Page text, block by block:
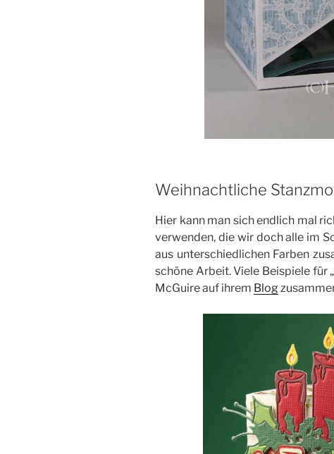
Weihnachtliche
Hier kann man sich endlich mal
verwenden, die wir doch alle im
aus unterschiedlichen Farben
schöne Arbeit. Viele Beispiele für
McGuire auf ihrem Blog